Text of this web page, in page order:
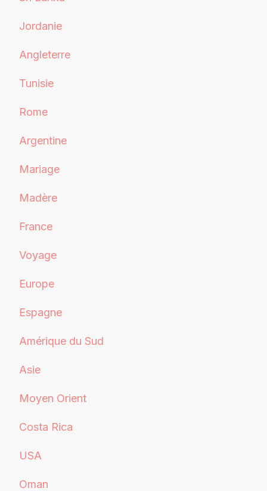
Jordanie
Angleterre
Tunisie
Rome
Argentine
Mariage
Madère
France
Voyage
Europe
Espagne
Amérique du Sud
Asie
Moyen Orient
Costa Rica
USA
Oman